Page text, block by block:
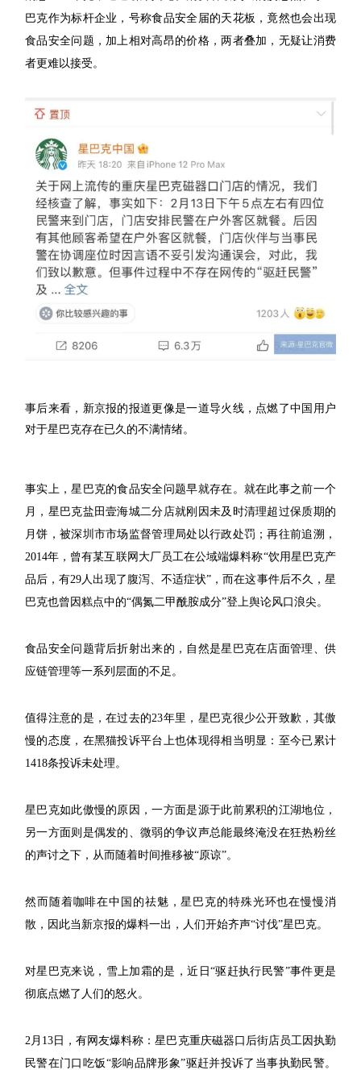
巴克作为标杆企业，号称食品安全届的天花板，竟然也会出现
食品安全问题，加上相对高昂的价格，两者叠加，无疑让消费
者更难以接受。
事后来看，新京报的报道更像是一道导火线，点燃了中国用户
对于星巴克存在已久的不满情绪。
事实上，星巴克的食品安全问题早就存在。就在此事之前一个
月，星巴克盐田壹海城二分店就刚因未及时清理超过保质期的
月饼，被深圳市市场监督管理局处以行政处罚；再往前追溯，
2014年，曾有某互联网大厂员工在公域端爆料称“饮用星巴克产
品后，有29人出现了腹泻、不适症状”，而在这事件后不久，星
巴克也曾因糕点中的“偶氮二甲酰胺成分”登上舆论风口浪尖。
食品安全问题背后折射出来的，自然是星巴克在店面管理、供
应链管理等一系列层面的不足。
值得注意的是，在过去的23年里，星巴克很少公开致歉，其傲
慢的态度，在黑猫投诉平台上也体现得相当明显：至今已累计
1418条投诉未处理。
星巴克如此傲慢的原因，一方面是源于此前累积的江湖地位，
另一方面则是偶发的、微弱的争议声总能最终淹没在狂热粉丝
的声讨之下，从而随着时间推移被“原谅”。
然而随着咖啡在中国的祛魅，星巴克的特殊光环也在慢慢消
散，因此当新京报的爆料一出，人们开始齐声“讨伐”星巴克。
对星巴克来说，雪上加霜的是，近日“驱赶执行民警”事件更是
彻底点燃了人们的怒火。
2月13日，有网友爆料称：星巴克重庆磁器口后街店员工因执勤
民警在门口吃饭“影响品牌形象”驱赶并投诉了当事执勤民警。